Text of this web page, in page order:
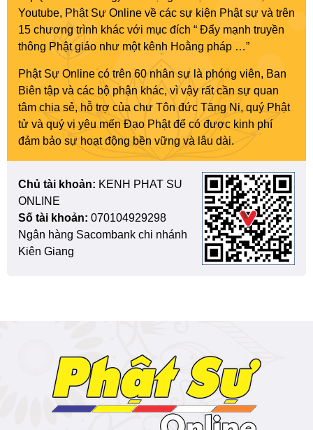
Youtube, Phật Sự Online về các sự kiện Phật sự và trên
15 chương trình khác với mục đích “ Đẩy mạnh truyền
thông Phật giáo như một kênh Hoằng pháp …”
Phật Sự Online có trên 60 nhân sự là phóng viên, Ban
Biên tập và các bộ phận khác, vì vậy rất cần sự quan
tâm chia sẻ, hỗ trợ của chư Tôn đức Tăng Ni, quý Phật
tử và quý vị yêu mến Đạo Phật để có được kinh phí
đảm bảo sự hoạt động bền vững và lâu dài.
Chủ tài khoản: KENH PHAT SU
ONLINE
Số tài khoản: 070104929298
Ngân hàng Sacombank chi nhánh
Kiên Giang